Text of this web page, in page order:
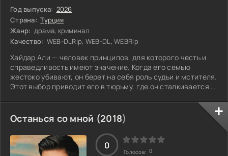
Год выпуска: 2026
Страна: Турция
Жанр: драма, криминал
Качество: WEB-DLRip, WEB-DL, WEBRip
Хайдар Али — человек принципов, для которого честь и
справедливость имеют значение. Когда его семью
жестоко убивают, он берет на себя роль судьи и мстителя.
Этот выбор приводит его в тюрьму, где он сталкивается с
навсегда меняют его жизнь, даруя опасные связи и новые
обязательства. Вернувшись на свободу, он обнаруживает,
что любовь всей его жизни вышла замуж за лучшего
друга. Теперь Хайдару предстоит заново найти смысл
существования и
Останься со мной (2018)
0
Голосов: 0